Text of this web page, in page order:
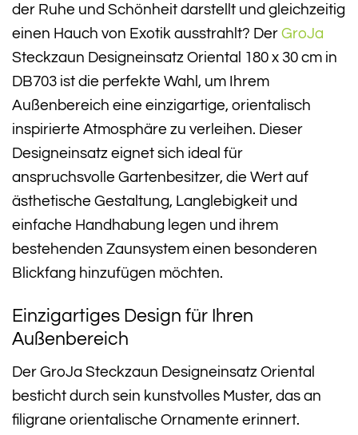
der Ruhe und Schönheit darstellt und gleichzeitig
einen Hauch von Exotik ausstrahlt? Der GroJa
Steckzaun Designeinsatz Oriental 180 x 30 cm in
DB703 ist die perfekte Wahl, um Ihrem
Außenbereich eine einzigartige, orientalisch
inspirierte Atmosphäre zu verleihen. Dieser
Designeinsatz eignet sich ideal für
anspruchsvolle Gartenbesitzer, die Wert auf
ästhetische Gestaltung, Langlebigkeit und
einfache Handhabung legen und ihrem
bestehenden Zaunsystem einen besonderen
Blickfang hinzufügen möchten.
Einzigartiges Design für Ihren
Außenbereich
Der GroJa Steckzaun Designeinsatz Oriental
besticht durch sein kunstvolles Muster, das an
filigrane orientalische Ornamente erinnert.